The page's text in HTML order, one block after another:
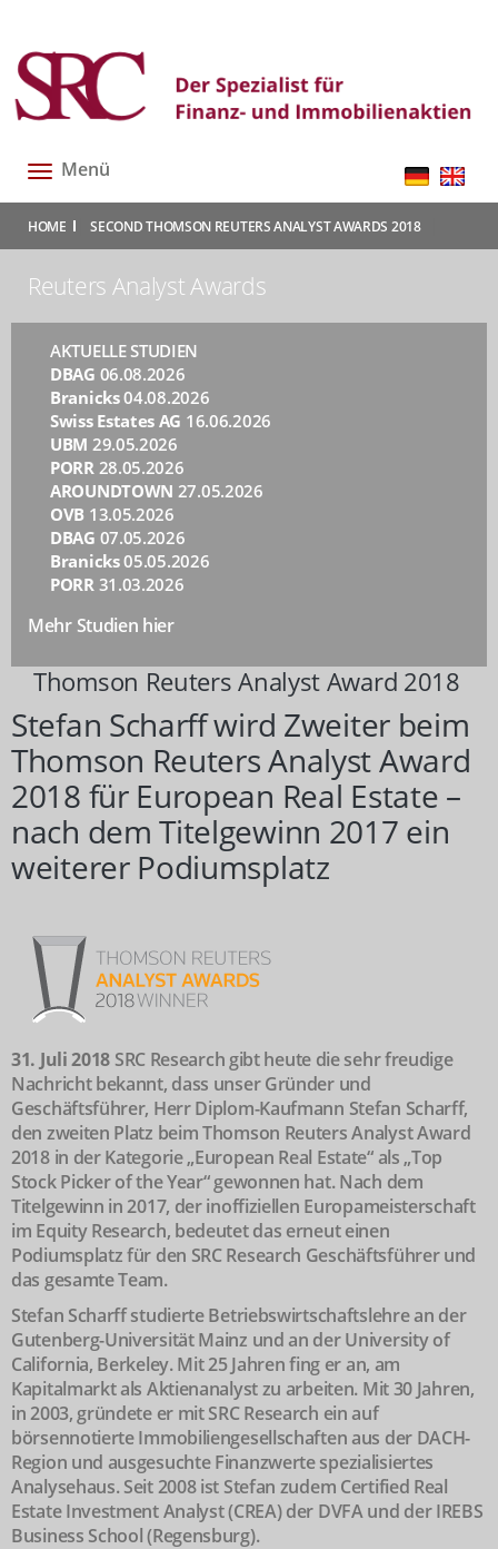
Toggle
navigation
Menü
HOME | SECOND THOMSON REUTERS ANALYST AWARDS 2018
Reuters Analyst Awards
AKTUELLE STUDIEN
DBAG 06.08.2026
Branicks04.08.2026
Swiss Estates AG 16.06.2026
UBM 29.05.2026
PORR28.05.2026
AROUNDTOWN 27.05.2026
OVB 13.05.2026
DBAG 07.05.2026
Branicks05.05.2026
PORR31.03.2026
Mehr Studien hier
Thomson Reuters Analyst Award 2018
Stefan Scharff wird Zweiter beim
Thomson Reuters Analyst Award
2018 für European Real Estate –
nach dem Titelgewinn 2017 ein
weiterer Podiumsplatz
31. Juli 2018 SRC Research gibt heute die sehr freudige
Nachricht bekannt, dass unser Gründer und
Geschäftsführer, Herr Diplom-Kaufmann Stefan Scharff,
den zweiten Platz beim Thomson Reuters Analyst Award
2018 in der Kategorie „European Real Estate“ als „Top
Stock Picker of the Year“ gewonnen hat. Nach dem
Titelgewinn in 2017, der inoffiziellen Europameisterschaft
im Equity Research, bedeutet das erneut einen
Podiumsplatz für den SRC Research Geschäftsführer und
das gesamte Team.
Stefan Scharff studierte Betriebswirtschaftslehre an der
Gutenberg-Universität Mainz und an der University of
California, Berkeley. Mit 25 Jahren fing er an, am
Kapitalmarkt als Aktienanalyst zu arbeiten. Mit 30 Jahren,
in 2003, gründete er mit SRC Research ein auf
börsennotierte Immobiliengesellschaften aus der DACH-
Region und ausgesuchte Finanzwerte spezialisiertes
Analysehaus. Seit 2008 ist Stefan zudem Certified Real
Estate Investment Analyst (CREA) der DVFA und der IREBS
Business School (Regensburg).